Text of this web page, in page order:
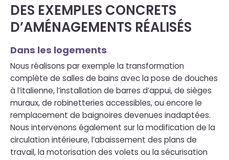
DES EXEMPLES CONCRETS
D’AMÉNAGEMENTS RÉALISÉS
Dans les logements
Nous réalisons par exemple la transformation
complète de salles de bains avec la pose de douches
à l’italienne, l’installation de barres d’appui, de sièges
muraux, de robinetteries accessibles, ou encore le
remplacement de baignoires devenues inadaptées.
Nous intervenons également sur la modification de la
circulation intérieure, l’abaissement des plans de
travail, la motorisation des volets ou la sécurisation